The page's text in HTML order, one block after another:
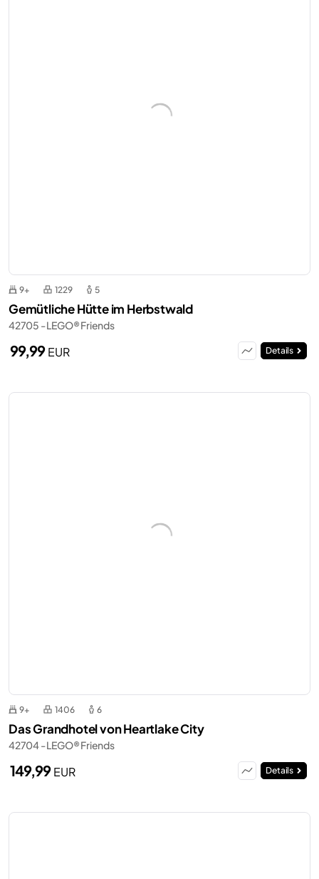
9+ 1229 5
Gemütliche Hütte im Herbstwald
42705 - LEGO® Friends
99,99EUR Details
9+ 1406 6
Das Grandhotel von Heartlake City
42704 - LEGO® Friends
149,99EUR Details